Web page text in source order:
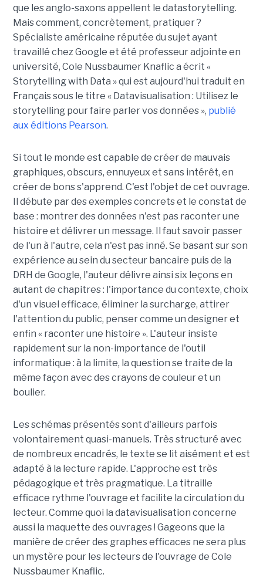
que les anglo-saxons appellent le datastorytelling.
Mais comment, concrètement, pratiquer ?
Spécialiste américaine réputée du sujet ayant
travaillé chez Google et été professeur adjointe en
université, Cole Nussbaumer Knaflic a écrit «
Storytelling with Data » qui est aujourd'hui traduit en
Français sous le titre « Datavisualisation : Utilisez le
storytelling pour faire parler vos données », publié
aux éditions Pearson.
Si tout le monde est capable de créer de mauvais
graphiques, obscurs, ennuyeux et sans intérêt, en
créer de bons s'apprend. C'est l'objet de cet ouvrage.
Il débute par des exemples concrets et le constat de
base : montrer des données n'est pas raconter une
histoire et délivrer un message. Il faut savoir passer
de l'un à l'autre, cela n'est pas inné. Se basant sur son
expérience au sein du secteur bancaire puis de la
DRH de Google, l'auteur délivre ainsi six leçons en
autant de chapitres : l'importance du contexte, choix
d'un visuel efficace, éliminer la surcharge, attirer
l'attention du public, penser comme un designer et
enfin « raconter une histoire ». L'auteur insiste
rapidement sur la non-importance de l'outil
informatique : à la limite, la question se traite de la
même façon avec des crayons de couleur et un
boulier.
Les schémas présentés sont d'ailleurs parfois
volontairement quasi-manuels. Très structuré avec
de nombreux encadrés, le texte se lit aisément et est
adapté à la lecture rapide. L'approche est très
pédagogique et très pragmatique. La titraille
efficace rythme l'ouvrage et facilite la circulation du
lecteur. Comme quoi la datavisualisation concerne
aussi la maquette des ouvrages ! Gageons que la
manière de créer des graphes efficaces ne sera plus
un mystère pour les lecteurs de l'ouvrage de Cole
Nussbaumer Knaflic.